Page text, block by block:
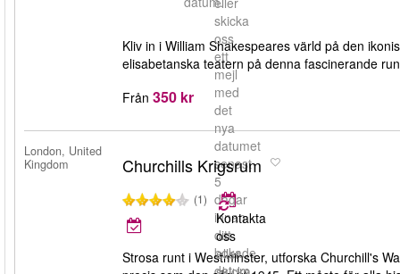
skicka
oss
ett
mejl
med
det
nya
datumet
senast
5
dagar
innan
ditt
bokade
datum.
Kliv in i William Shakespeares värld på den
elisabetanska teatern på denna fascinerande
Från 350 kr
London, United
Kingdom
Churchills Krigsrum
(1)
Kontakta
oss
eller
Strosa runt i Westminster, utforska Churchill's